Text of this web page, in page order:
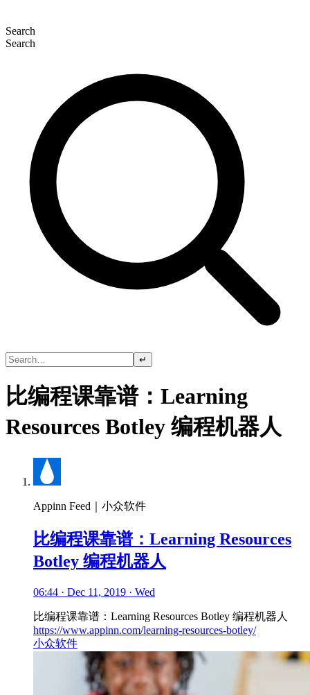
Search
Search
↵
比编程课靠谱：Learning
Resources Botley 编程机器人
Appinn Feed｜小众软件
比编程课靠谱：Learning Resources
Botley 编程机器人
06:44 · Dec 11, 2019 · Wed
比编程课靠谱：Learning Resources Botley 编程机器人
https://www.appinn.com/learning-resources-botley/
小众软件